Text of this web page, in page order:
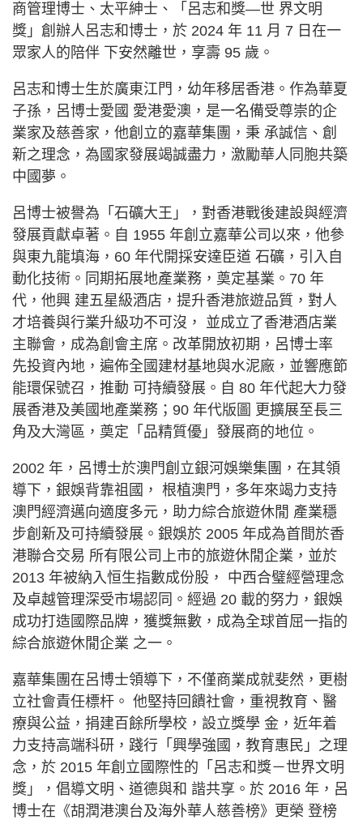
商管理博士、太平紳士、「呂志和獎—世 界文明
獎」創辦人呂志和博士，於 2024 年 11 月 7 日在一
眾家人的陪伴 下安然離世，享壽 95 歲。
呂志和博士生於廣東江門，幼年移居香港。作為華夏
子孫，呂博士愛國 愛港愛澳，是一名備受尊崇的企
業家及慈善家，他創立的嘉華集團，秉 承誠信、創
新之理念，為國家發展竭誠盡力，激勵華人同胞共築
中國夢。
呂博士被譽為「石礦大王」，對香港戰後建設與經濟
發展貢獻卓著。自 1955 年創立嘉華公司以來，他參
與東九龍填海，60 年代開採安達臣道 石礦，引入自
動化技術。同期拓展地產業務，奠定基業。70 年
代，他興 建五星級酒店，提升香港旅遊品質，對人
才培養與行業升級功不可沒， 並成立了香港酒店業
主聯會，成為創會主席。改革開放初期，呂博士率
先投資內地，遍佈全國建材基地與水泥廠，並響應節
能環保號召，推動 可持續發展。自 80 年代起大力發
展香港及美國地產業務；90 年代版圖 更擴展至長三
角及大灣區，奠定「品精質優」發展商的地位。
2002 年，呂博士於澳門創立銀河娛樂集團，在其領
導下，銀娛背靠祖國， 根植澳門，多年來竭力支持
澳門經濟邁向適度多元，助力綜合旅遊休閒 產業穩
步創新及可持續發展。銀娛於 2005 年成為首間於香
港聯合交易 所有限公司上市的旅遊休閒企業，並於
2013 年被納入恒生指數成份股， 中西合璧經營理念
及卓越管理深受市場認同。經過 20 載的努力，銀娛
成功打造國際品牌，獲獎無數，成為全球首屈一指的
綜合旅遊休閒企業 之一。
嘉華集團在呂博士領導下，不僅商業成就斐然，更樹
立社會責任標杆。 他堅持回饋社會，重視教育、醫
療與公益，捐建百餘所學校，設立獎學 金，近年着
力支持高端科研，踐行「興學強國，教育惠民」之理
念，於 2015 年創立國際性的「呂志和獎－世界文明
獎」，倡導文明、道德與和 諧共享。於 2016 年，呂
博士在《胡潤港澳台及海外華人慈善榜》更榮 登榜